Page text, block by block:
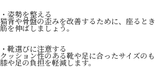
・姿勢を整える
猫背や骨盤の歪みを改善するために、座ると
筋を伸ばしましょう。
・靴選びに注意する
クッション性のある靴や足に合ったサイズのも
膝や足の負担を軽減します。